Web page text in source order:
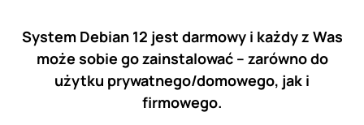
System Debian 12 jest darmowy i każdy z Was
może sobie go zainstalować – zarówno do
użytku prywatnego/domowego, jak i
firmowego.